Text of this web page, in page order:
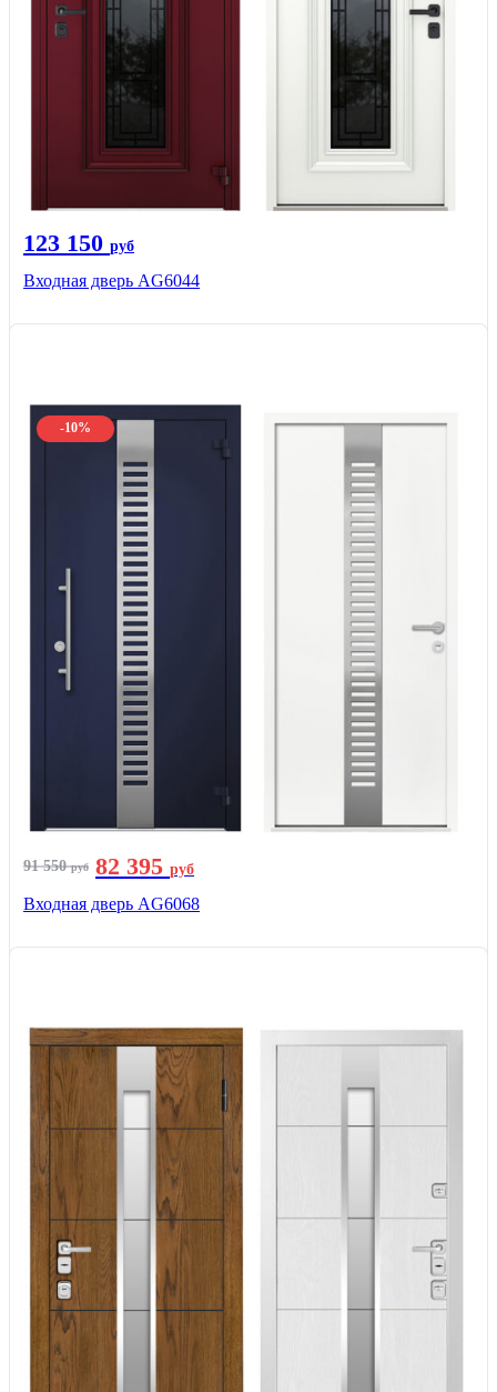
123 150 руб
Входная дверь AG6044
-10%
91 550руб 82 395 руб
Входная дверь AG6068